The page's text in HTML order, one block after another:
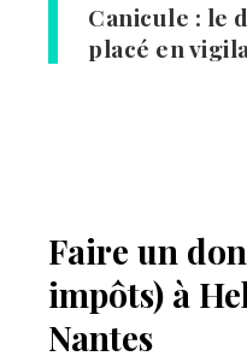
Canicule : le
placé en
Faire un
impôts) à
Nantes